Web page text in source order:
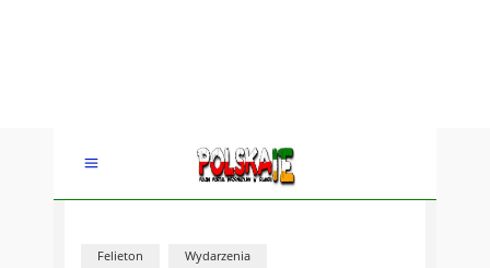
Felieton Wydarzenia